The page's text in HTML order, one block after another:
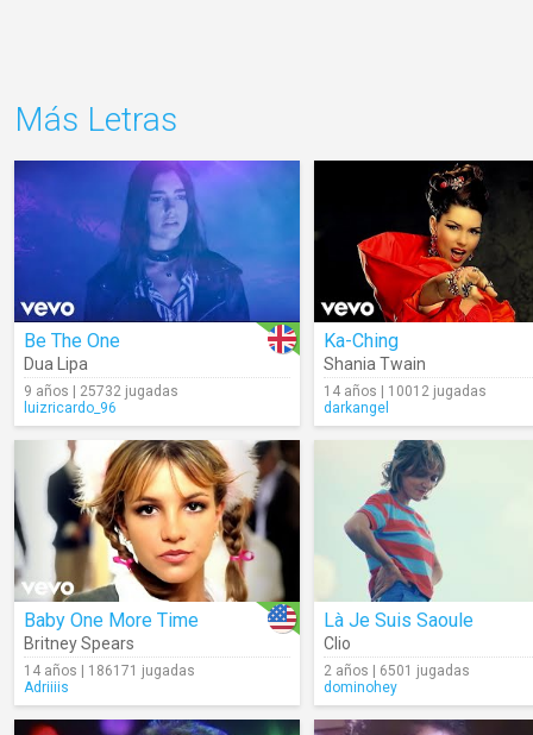
Más Letras
Be The One
Dua Lipa
9 años | 25732 jugadas
luizricardo_96
Ka-Ching
Shania Twain
14 años | 10012 jugadas
darkangel
Baby One More Time
Britney Spears
14 años | 186171 jugadas
Adriiiis
Là Je Suis Saoule
Clio
2 años | 6501 jugadas
dominohey